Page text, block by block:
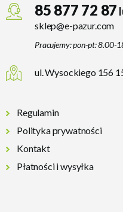
85 877 72 87
sklep@e-pazur.com
Pracujemy: pon-pt: 8.00-
ul. Wysockiego 156
Regulamin
Polityka prywatności
Kontakt
Płatności i wysyłka